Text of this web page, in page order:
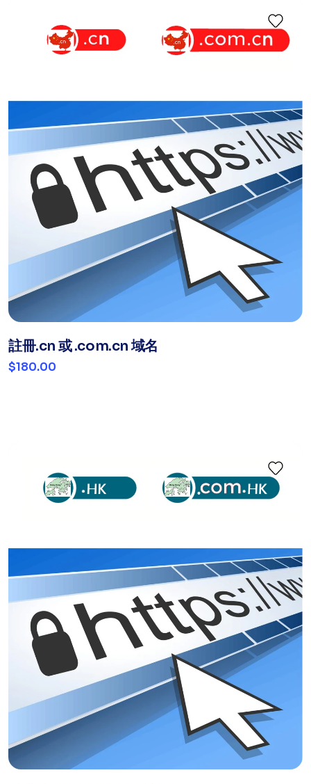
註冊.cn 或 .com.cn 域名
$180.00